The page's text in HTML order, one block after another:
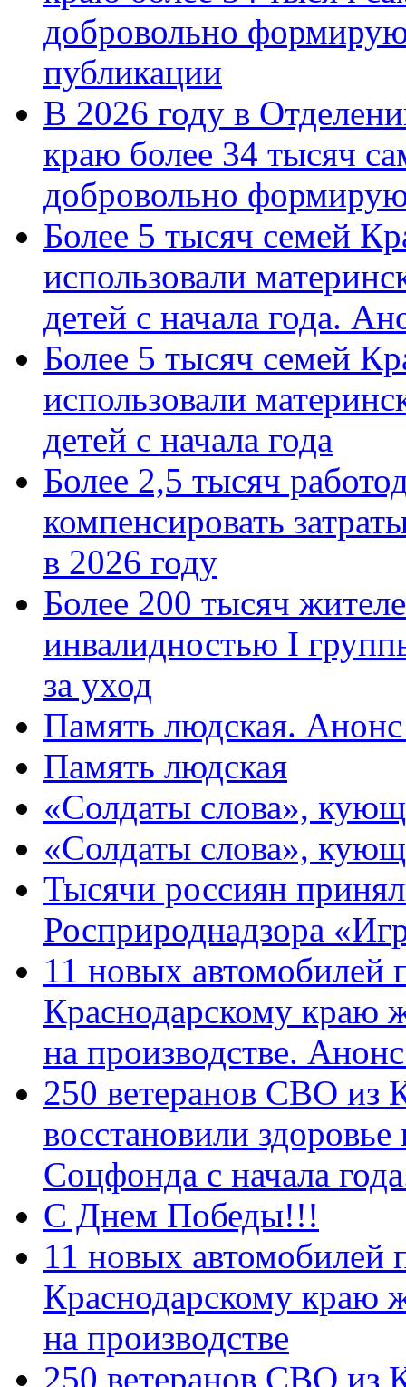
добровольно
публикации
В 2026 году в
краю более 34 тысяч
добровольно
Более 5 тысяч семей
использовали
детей с начала года.
Более 5 тысяч семей
использовали
детей с начала года
Более 2,5 тысяч
компенсировать
в 2026 году
Более 200 тысяч
инвалидностью I
за уход
Память людская.
Память людская
«Солдаты слова»,
«Солдаты слова»,
Тысячи россиян
Росприроднадзора
11 новых автомобилей
Краснодарскому краю
на производстве.
250 ветеранов СВО из
восстановили
Соцфонда с начала
С Днем Победы!!!
11 новых автомобилей
Краснодарскому краю
на производстве
250 ветеранов СВО из